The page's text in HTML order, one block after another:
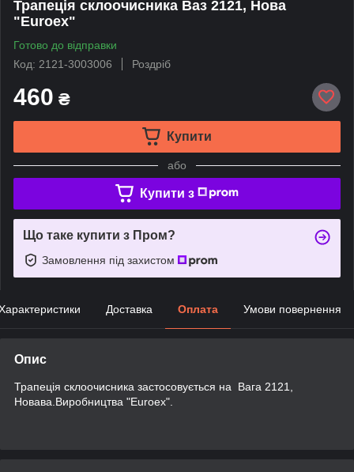
Трапеція склоочисника Ваз 2121, Нова
"Euroex"
Готово до відправки
Код: 2121-3003006
Роздріб
460 ₴
Купити
або
Купити з
Що таке купити з Пром?
Замовлення під захистом
Доставка Оплата Умови повернення
Опис
Трапеція склоочисника застосовується на Вага 2121,
Новава.Виробництва "Euroex".